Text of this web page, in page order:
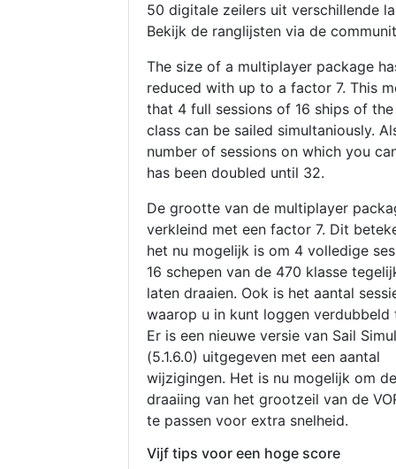
50 digitale zeilers uit verschillende
Bekijk de ranglijsten via de
The size of a multiplayer package
reduced with up to a factor 7. This
that 4 full sessions of 16 ships of
class can be sailed simultaniously.
number of sessions on which you
has been doubled until 32.
De grootte van de multiplayer
verkleind met een factor 7. Dit
het nu mogelijk is om 4 volledige
16 schepen van de 470 klasse
laten draaien. Ook is het aantal
waarop u in kunt loggen verdubbeld
Er is een nieuwe versie van Sail
(5.1.6.0) uitgegeven met een aantal
wijzigingen. Het is nu mogelijk om de
draaiing van het grootzeil van de
te passen voor extra snelheid.
Vijf tips voor een hoge score